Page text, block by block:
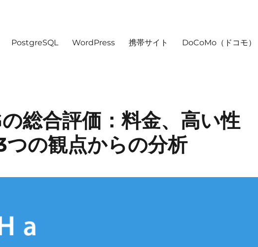
PostgreSQL WordPress 携帯サイト DoCoMo（ドコモ）
総合評価：料金、高い性
の観点からの分析